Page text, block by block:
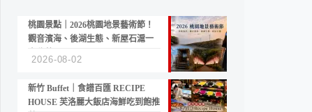
桃園景點｜2026桃園地景藝術節！
觀音濱海、後湖生態、新屋石滬一
2026-08-02
新竹 Buffet｜食譜百匯 RECIPE
HOUSE 芙洛麗大飯店海鮮吃到飽推